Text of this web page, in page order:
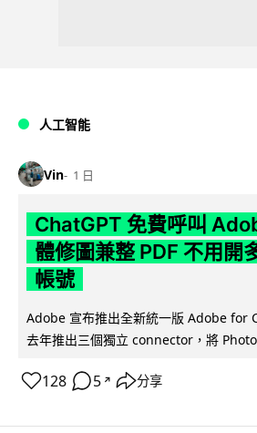
人工智能
Vin 1 日
ChatGPT 免費呼叫
體修圖兼整 PDF 不用開
帳號
Adobe 宣布推出全新統一版 Adobe for
去年推出三個獨立 connector，將
128 5 ↗ 分享